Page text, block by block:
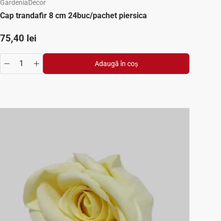
GardeniaDecor
Cap trandafir 8 cm 24buc/pachet piersica
Preț standard
75,40 lei
Translation missing: ro.products.product.quantity.decrease
Translation missing:Adaugă în coș